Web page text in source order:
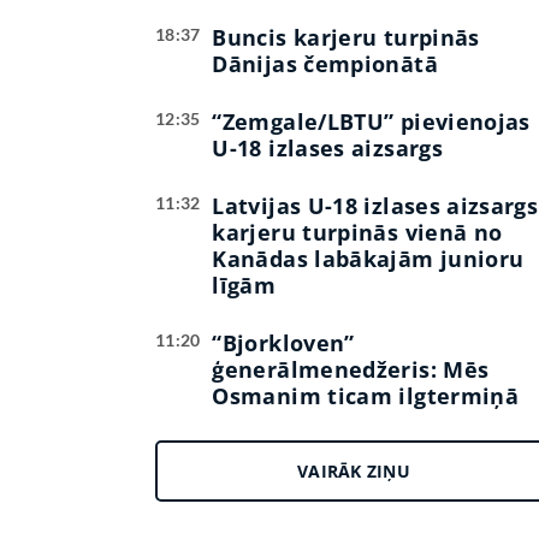
18:37
Buncis karjeru turpinās
Dānijas čempionātā
12:35
“Zemgale/LBTU” pievienojas
U-18 izlases aizsargs
11:32
Latvijas U-18 izlases aizsargs
karjeru turpinās vienā no
Kanādas labākajām junioru
līgām
11:20
“Bjorkloven”
ģenerālmenedžeris: Mēs
Osmanim ticam ilgtermiņā
VAIRĀK ZIŅU